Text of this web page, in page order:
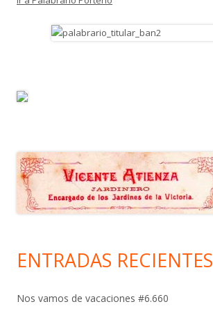
ENTRADAS RECIENTES
Nos vamos de vacaciones #6.660